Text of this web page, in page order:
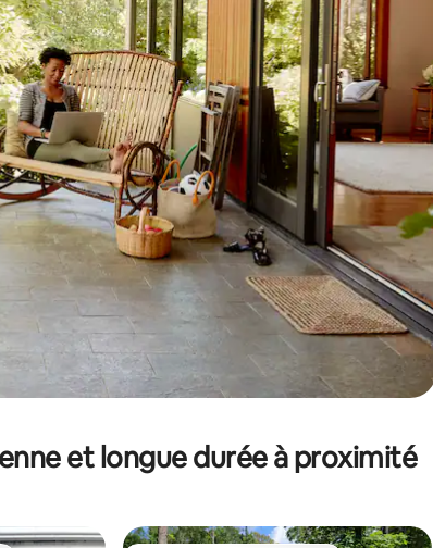
bas pour les parcourir ou en appuyant et en faisant glisser.
et longue durée à proximité